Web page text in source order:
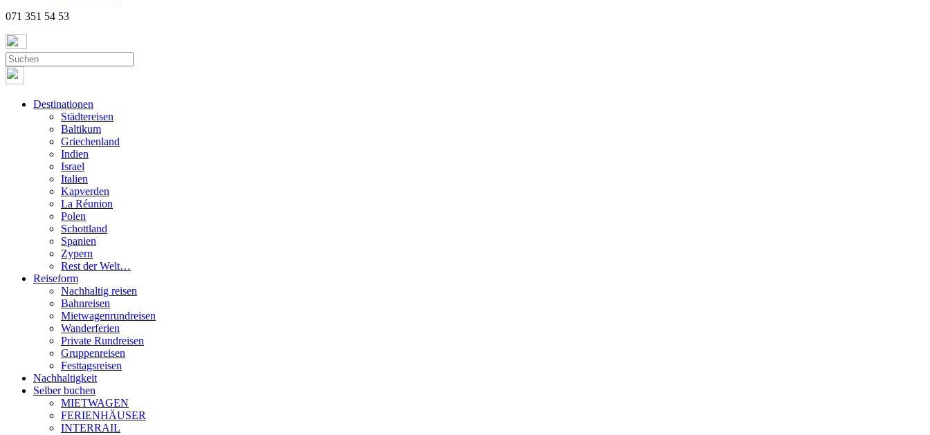
071 351 54 53
Destinationen
Städtereisen
Baltikum
Griechenland
Indien
Israel
Italien
Kapverden
La Réunion
Polen
Schottland
Spanien
Zypern
Rest der Welt…
Reiseform
Nachhaltig reisen
Bahnreisen
Mietwagenrundreisen
Wanderferien
Private Rundreisen
Gruppenreisen
Festtagsreisen
Nachhaltigkeit
Selber buchen
MIETWAGEN
FERIENHÄUSER
INTERRAIL